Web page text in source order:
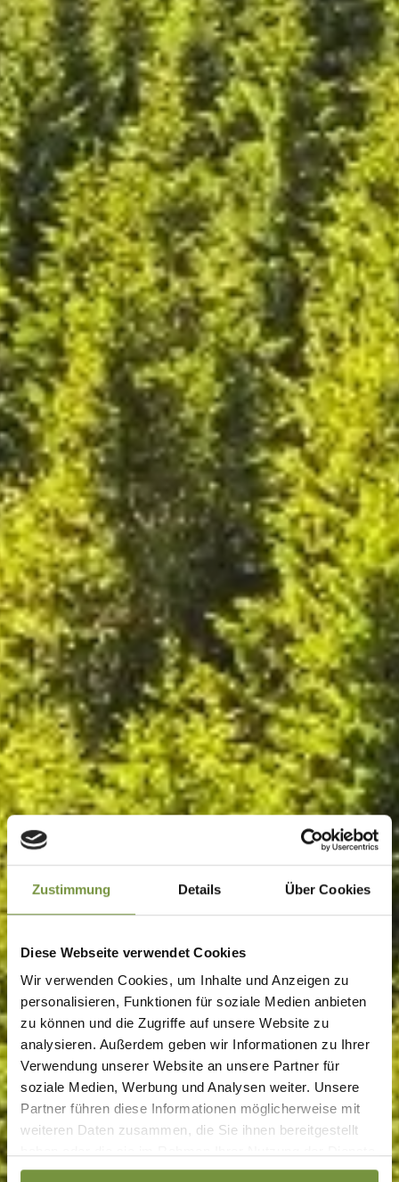
Zustimmung Details Über Cookies
Diese Webseite verwendet Cookies
Wir verwenden Cookies, um Inhalte und Anzeigen zu
personalisieren, Funktionen für soziale Medien anbieten
zu können und die Zugriffe auf unsere Website zu
analysieren. Außerdem geben wir Informationen zu Ihrer
Verwendung unserer Website an unsere Partner für
soziale Medien, Werbung und Analysen weiter. Unsere
Partner führen diese Informationen möglicherweise mit
weiteren Daten zusammen, die Sie ihnen bereitgestellt
gesammelt haben. Weitere Informationen finden Sie auf